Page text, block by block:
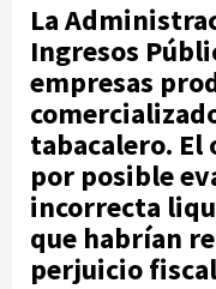
La
Ingresos
empresas
tabacalero. El
por posible
incorrecta
que habrían
perjuicio